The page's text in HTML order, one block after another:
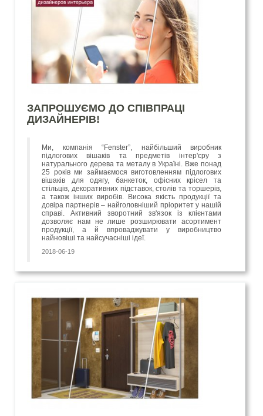
ЗАПРОШУЄМО ДО СПІВПРАЦІ
ДИЗАЙНЕРІВ!
Ми, компанія “Fenster”, найбільший виробник
підлогових вішаків та предметів інтер'єру з
натурального дерева та металу в Україні. Вже понад
25 років ми займаємося виготовленням підлогових
вішаків для одягу, банкеток, офісних крісел та
стільців, декоративних підставок, столів та торшерів,
а також інших виробів. Висока якість продукції та
довіра партнерів – найголовніший пріоритет у нашій
справі. Активний зворотний зв'язок із клієнтами
дозволяє нам не лише розширювати асортимент
продукції, а й впроваджувати у виробництво
найновіші та найсучасніші ідеї.
2018-06-19